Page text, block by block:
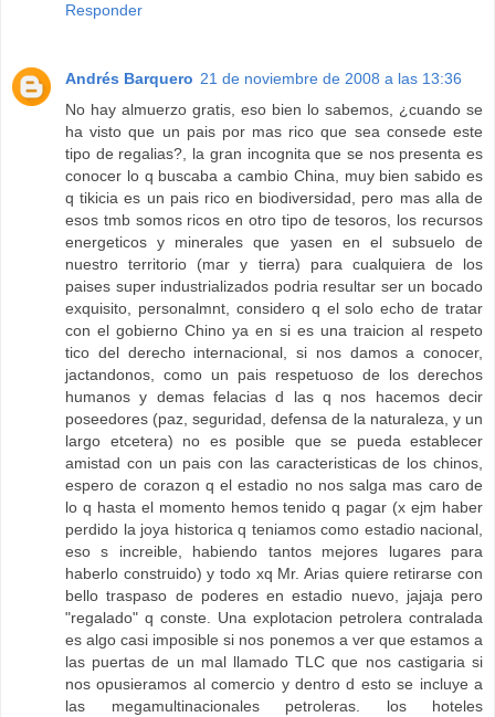
Responder
Andrés Barquero 21 de noviembre de 2008 a las 13:36
No hay almuerzo gratis, eso bien lo sabemos, ¿cuando se
ha visto que un pais por mas rico que sea consede este
tipo de regalias?, la gran incognita que se nos presenta es
conocer lo q buscaba a cambio China, muy bien sabido es
q tikicia es un pais rico en biodiversidad, pero mas alla de
esos tmb somos ricos en otro tipo de tesoros, los recursos
energeticos y minerales que yasen en el subsuelo de
nuestro territorio (mar y tierra) para cualquiera de los
paises super industrializados podria resultar ser un bocado
exquisito, personalmnt, considero q el solo echo de tratar
con el gobierno Chino ya en si es una traicion al respeto
tico del derecho internacional, si nos damos a conocer,
jactandonos, como un pais respetuoso de los derechos
humanos y demas felacias d las q nos hacemos decir
poseedores (paz, seguridad, defensa de la naturaleza, y un
largo etcetera) no es posible que se pueda establecer
amistad con un pais con las caracteristicas de los chinos,
espero de corazon q el estadio no nos salga mas caro de
lo q hasta el momento hemos tenido q pagar (x ejm haber
perdido la joya historica q teniamos como estadio nacional,
eso s increible, habiendo tantos mejores lugares para
haberlo construido) y todo xq Mr. Arias quiere retirarse con
bello traspaso de poderes en estadio nuevo, jajaja pero
"regalado" q conste. Una explotacion petrolera contralada
es algo casi imposible si nos ponemos a ver que estamos a
las puertas de un mal llamado TLC que nos castigaria si
nos opusieramos al comercio y dentro d esto se incluye a
las megamultinacionales petroleras. los hoteles